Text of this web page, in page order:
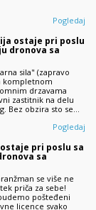
Pogledaj
ostaje pri poslu
dronova sa
sila" (zapravo
kompletnom
drzavama
zastitnik na delu
Bez obzira sto se…
Pogledaj
pri poslu sa
sa
se više ne
priča za sebe!
pošteđeni
licence svako